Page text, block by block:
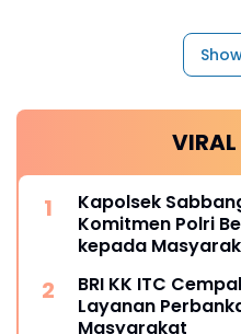
Kapolsek
Komitmen Polri
kepada
BRI KK ITC
Layanan
Masyarakat